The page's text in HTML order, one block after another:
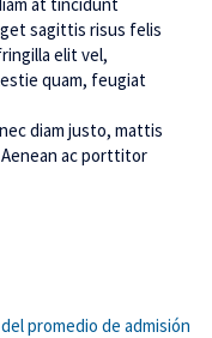
sagittis risus felis
elit vel,
quam, feugiat
diam justo, mattis
ac porttitor
promedio de admisión